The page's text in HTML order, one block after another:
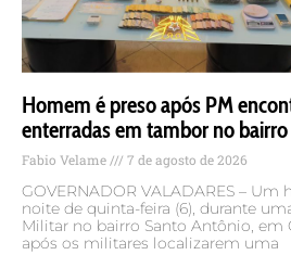
Homem é preso após PM
enterradas em tambor no
Fabio Velame 7 de agosto de 2026
GOVERNADOR VALADARES –
noite de quinta-feira (6), durante
Militar no bairro Santo Antônio, em
após os militares localizarem uma